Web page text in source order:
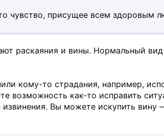
чувство, присущее всем здоровым
раскаяния и вины. Нормальный
кому-то страдания, например,
возможность как-то исправить
Вы можете искупить вину